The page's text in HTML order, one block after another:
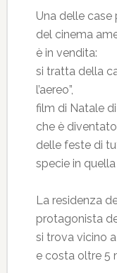
Una delle case
del cinema
è in vendita:
si tratta della
l’aereo”,
film di Natale
che è
delle feste di
specie in
La residenza
protagonista
si trova vicino
e costa oltre 5